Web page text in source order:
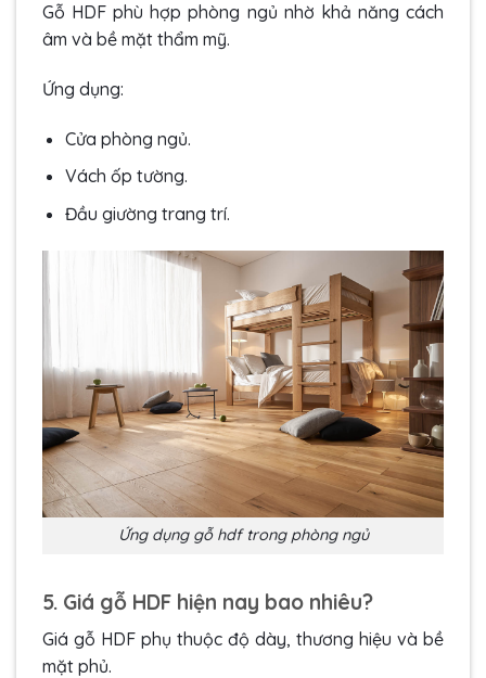
Gỗ HDF phù hợp phòng ngủ nhờ khả năng cách
âm và bề mặt thẩm mỹ.
Ứng dụng:
Cửa phòng ngủ.
Vách ốp tường.
Đầu giường trang trí.
Ứng dụng gỗ hdf trong phòng ngủ
5. Giá gỗ HDF hiện nay bao nhiêu?
Giá gỗ HDF phụ thuộc độ dày, thương hiệu và bề
mặt phủ.